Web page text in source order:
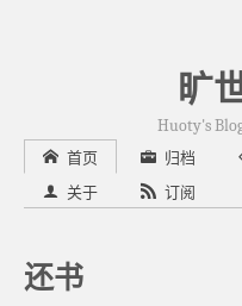
旷
Huoty's
首页 归档
关于 订阅
还书